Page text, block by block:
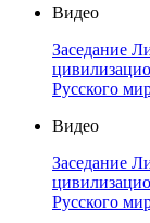
Видео
Заседание
Русского
Видео
Заседание
Русского